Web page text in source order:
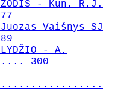
ŽODIS - Kun. R.J.
Juozas Vaišnys SJ
- A.
300